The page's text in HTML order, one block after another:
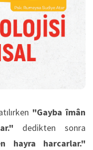
"Gayba îmân
dedikten sonra
hayra harcarlar."